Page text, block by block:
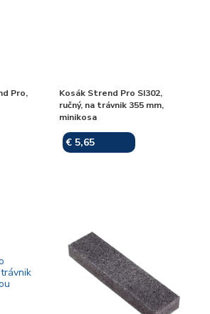
Pro,
Kosák Strend Pro SI302,
ručný, na trávnik 355 mm,
minikosa
€ 5,65